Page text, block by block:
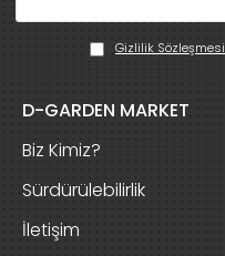
Gizlilik Sözleşmesi
D-GARDEN MARKET
Biz Kimiz?
Sürdürülebilirlik
İletişim